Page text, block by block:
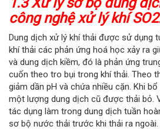
công nghệ xử lý khí
Dung dịch xử lý khí thải được sử dụng
khí thải các phản ứng hoá học xảy ra
và dung dịch kiềm, đó là phản ứng
cuốn theo tro bụi trong khí thải. Theo
giảm dần pH và chứa nhiều cặn. Khi
một lượng dung dịch cũ được thải bỏ.
tác dụng làm trong dung dịch tuần
sơ bộ nước thải trước khi thải ra ngoài.